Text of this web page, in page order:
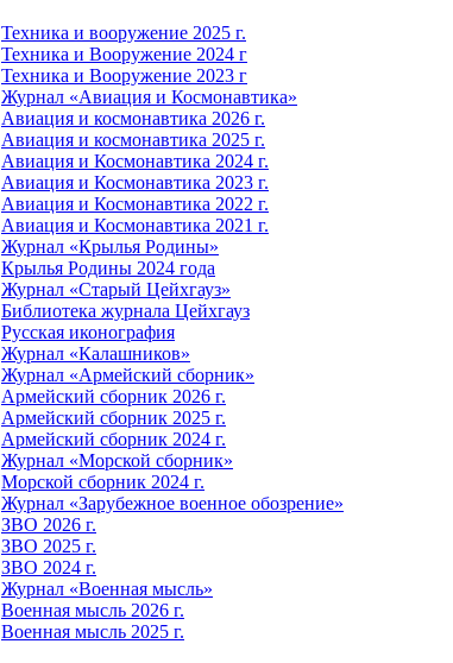
Техника и вооружение 2025 г.
Техника и Вооружение 2024 г
Техника и Вооружение 2023 г
Журнал «Авиация и Космонавтика»
Авиация и космонавтика 2026 г.
Авиация и космонавтика 2025 г.
Авиация и Космонавтика 2024 г.
Авиация и Космонавтика 2023 г.
Авиация и Космонавтика 2022 г.
Авиация и Космонавтика 2021 г.
Журнал «Крылья Родины»
Крылья Родины 2024 года
Журнал «Старый Цейхгауз»
Библиотека журнала Цейхгауз
Русская иконография
Журнал «Калашников»
Журнал «Армейский сборник»
Армейский сборник 2026 г.
Армейский сборник 2025 г.
Армейский сборник 2024 г.
Журнал «Морской сборник»
Морской сборник 2024 г.
Журнал «Зарубежное военное обозрение»
ЗВО 2026 г.
ЗВО 2025 г.
ЗВО 2024 г.
Журнал «Военная мысль»
Военная мысль 2026 г.
Военная мысль 2025 г.